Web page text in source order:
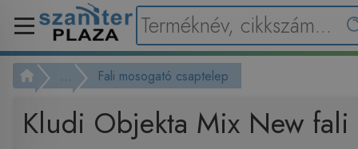
... Fali mosogató csaptelep
Kludi Objekta Mix New fali